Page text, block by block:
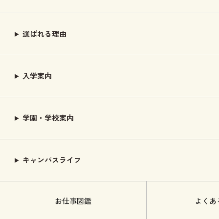
選ばれる理由
入学案内
学園・学校案内
キャンパスライフ
お仕事図鑑 よく